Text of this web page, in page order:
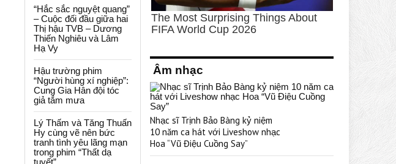
“Hắc sắc nguyệt quang”
– Cuộc đối đầu giữa hai
Thị hậu TVB – Dương
Thiến Nghiêu và Lâm
Hạ Vy
Hậu trường phim
“Người hùng xí nghiệp”:
Cung Gia Hân đội tóc
giả tắm mưa
Lý Thấm và Tăng Thuấn
Hy cùng vẽ nên bức
tranh tình yêu lãng mạn
trong phim “Thất dạ
tuyết”
Âm nhạc
Nhạc sĩ Trịnh Bảo Bàng kỷ niệm
10 năm ca hát với Liveshow nhạc
Hoa “Vũ Điệu Cuồng Say”